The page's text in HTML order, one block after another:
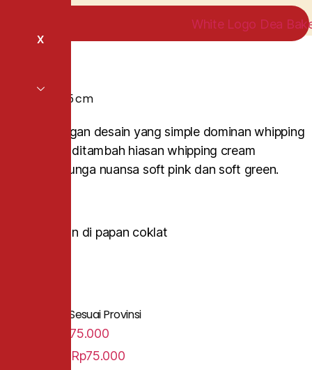
X
Flower Style 15 cm
Kue tart dengan desain yang simple dominan whipping
cream putih, ditambah hiasan whipping cream
berbentuk bunga nuansa soft pink dan soft green.
*Gratis tulisan di papan coklat
Daftar Harga Sesuai Provinsi
Rp75.000
Rp75.000